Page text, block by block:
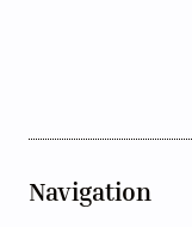
Navigation